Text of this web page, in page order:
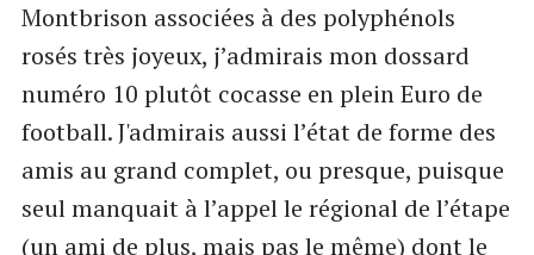
Montbrison associées à des polyphénols
rosés très joyeux, j’admirais mon dossard
numéro 10 plutôt cocasse en plein Euro de
football. J'admirais aussi l’état de forme des
amis au grand complet, ou presque, puisque
seul manquait à l’appel le régional de l’étape
(un ami de plus, mais pas le même) dont le